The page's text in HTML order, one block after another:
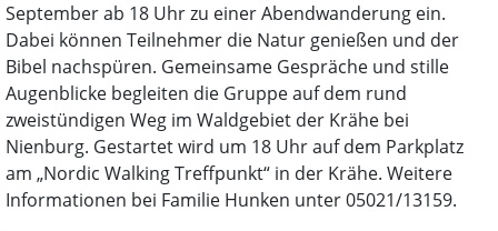
September ab 18 Uhr zu einer Abendwanderung ein.
Dabei können Teilnehmer die Natur genießen und der
Bibel nachspüren. Gemeinsame Gespräche und stille
Augenblicke begleiten die Gruppe auf dem rund
zweistündigen Weg im Waldgebiet der Krähe bei
Nienburg. Gestartet wird um 18 Uhr auf dem Parkplatz
am „Nordic Walking Treffpunkt“ in der Krähe. Weitere
Informationen bei Familie Hunken unter 05021/13159.